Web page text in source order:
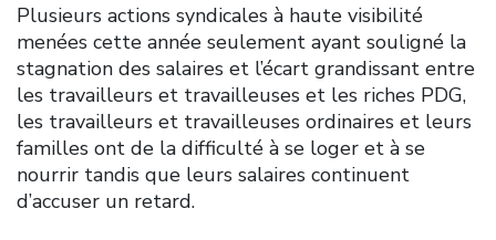
Plusieurs actions syndicales à haute visibilité
menées cette année seulement ayant souligné la
stagnation des salaires et l’écart grandissant entre
les travailleurs et travailleuses et les riches PDG,
les travailleurs et travailleuses ordinaires et leurs
familles ont de la difficulté à se loger et à se
nourrir tandis que leurs salaires continuent
d’accuser un retard.